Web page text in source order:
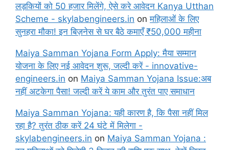
लड़कियों को 50 हजार मिलेंगे, ऐसे करे आवेदन Kanya Utthan
Scheme - skylabengineers.in onमहिलाओं के लिए
सुनहरा मौका! इन बिज़नेस से घर बैठे कमाएँ ₹50,000 महीना
Maiya Samman Yojana Form Apply: मैया सम्मान
योजना के लिए नई आवेदन शुरू, जल्दी करें - innovative-
engineers.in on Maiya Samman Yojana Issue:अब
नहीं अटकेगा पैसा! जल्दी करें ये काम और तुरंत पाए समाधान
Maiya Samman Yojana: यही कारण है, कि पैसा नहीं मिल
रहा है? तुरंत ठीक करें 24 घंटे में मिलेगा -
skylabengineers.in on Maiya Samman Yojana :